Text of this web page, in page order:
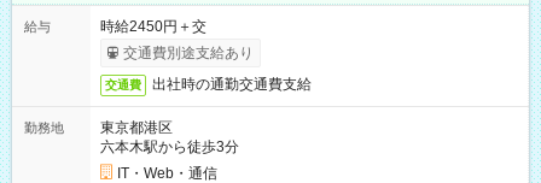
給与
時給2450円＋交
交通費別途支給あり
交通費 出社時の通勤交通費支給
勤務地
東京都港区
六本木駅から徒歩3分
IT・Web・通信